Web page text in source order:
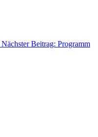
Nächster Beitrag: Programm